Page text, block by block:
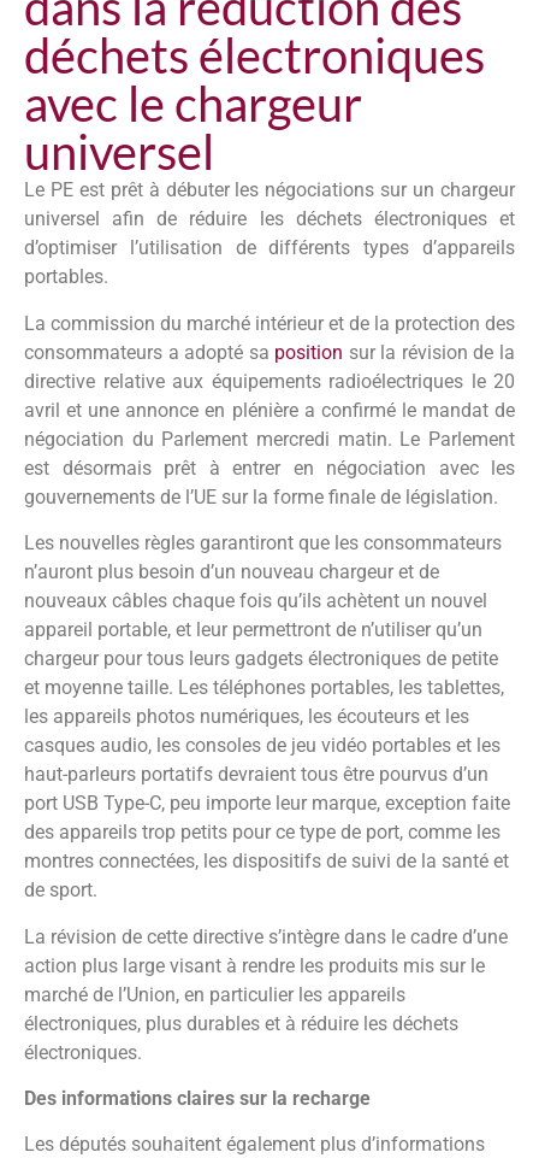
déchets électroniques
avec le chargeur
universel
Le PE est prêt à débuter les négociations sur un chargeur
universel afin de réduire les déchets électroniques et
d’optimiser l’utilisation de différents types d’appareils
portables.
La commission du marché intérieur et de la protection des
consommateurs a adopté sa position sur la révision de la
directive relative aux équipements radioélectriques le 20
avril et une annonce en plénière a confirmé le mandat de
négociation du Parlement mercredi matin. Le Parlement
est désormais prêt à entrer en négociation avec les
gouvernements de l’UE sur la forme finale de législation.
Les nouvelles règles garantiront que les consommateurs
n’auront plus besoin d’un nouveau chargeur et de
nouveaux câbles chaque fois qu’ils achètent un nouvel
appareil portable, et leur permettront de n’utiliser qu’un
chargeur pour tous leurs gadgets électroniques de petite
et moyenne taille. Les téléphones portables, les tablettes,
les appareils photos numériques, les écouteurs et les
casques audio, les consoles de jeu vidéo portables et les
haut-parleurs portatifs devraient tous être pourvus d’un
port USB Type-C, peu importe leur marque, exception faite
des appareils trop petits pour ce type de port, comme les
montres connectées, les dispositifs de suivi de la santé et
de sport.
La révision de cette directive s’intègre dans le cadre d’une
action plus large visant à rendre les produits mis sur le
marché de l’Union, en particulier les appareils
électroniques, plus durables et à réduire les déchets
électroniques.
Des informations claires sur la recharge
Les députés souhaitent également plus d’informations